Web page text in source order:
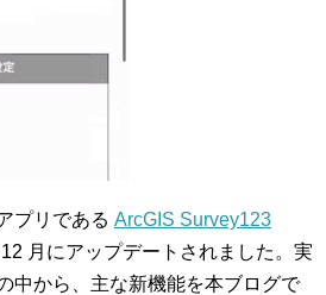
プリである ArcGIS Survey123
月にアップデートされました。実
中から、主な新機能を本ブログで